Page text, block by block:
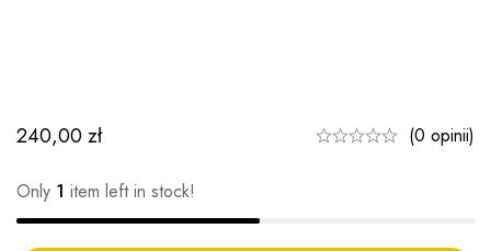
240,00zł (0 opinii)
Only 1 item left in stock!